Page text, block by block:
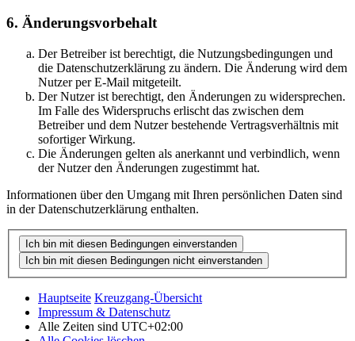
6. Änderungsvorbehalt
Der Betreiber ist berechtigt, die Nutzungsbedingungen und
die Datenschutzerklärung zu ändern. Die Änderung wird dem
Nutzer per E-Mail mitgeteilt.
Der Nutzer ist berechtigt, den Änderungen zu widersprechen.
Im Falle des Widerspruchs erlischt das zwischen dem
Betreiber und dem Nutzer bestehende Vertragsverhältnis mit
sofortiger Wirkung.
Die Änderungen gelten als anerkannt und verbindlich, wenn
der Nutzer den Änderungen zugestimmt hat.
Informationen über den Umgang mit Ihren persönlichen Daten sind
in der Datenschutzerklärung enthalten.
Hauptseite Kreuzgang-Übersicht
Impressum & Datenschutz
Alle Zeiten sind UTC+02:00